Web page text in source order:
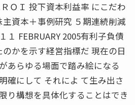
ＯＩ 投下資本利益率 にこだわ
資本＋事例研究 ５期連続削減
FEBRUARY 2005有利子負債
かを示す経営指標だ 現在の日
あらゆる場面で踏み絵になる
確にして それによ て生み出さ
り構想を具体化することはでき